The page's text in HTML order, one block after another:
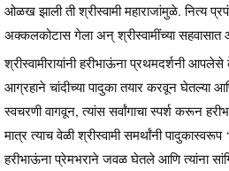
ओळख झाली ती श्रीस्वामी महाराजांमुळे. नित्य
अक्कलकोटास गेला अन् श्रीस्वामींच्या
श्रीस्वामीरायांनी हरीभाऊंना प्रथमदर्शनी
आग्रहाने चांदीच्या पादुका तयार करवून घेतल्या
स्वचरणी वागवून, त्यांस सर्वांगाचा स्पर्श करून
मात्र त्याच वेळी श्रीस्वामी समर्थांनी
हरीभाऊंना प्रेमभराने जवळ घेतले आणि त्यांना